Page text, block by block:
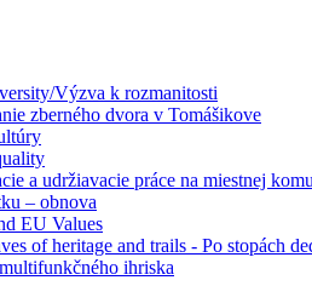
Výzva k rozmanitosti
zberného dvora v Tomášikove
a udržiavacie práce na miestnej
– obnova
EU Values
of heritage and trails - Po stopách
ihriska